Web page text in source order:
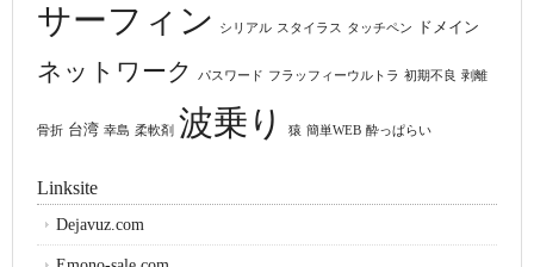
サーフィン シリアル スタイラス タッチペン ドメイン
ネットワーク パスワード フラッフィーウルトラ 初期不良 剥離
骨折 台湾 幸島 柔軟剤 波乗り 猿 簡単WEB 酔っぱらい
Linksite
Dejavuz.com